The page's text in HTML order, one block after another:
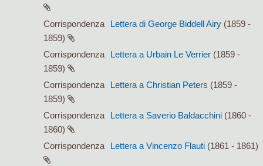
Corrispondenza Lettera di George Biddell Airy (1859 -
1859)
Corrispondenza
Lettera a Urbain Le Verrier (1859 -
1859)
Corrispondenza
Lettera a Christian Peters (1859 -
1859)
Corrispondenza
Lettera a Saverio Baldacchini (1860 -
1860)
Corrispondenza
Lettera a Vincenzo Flauti (1861 - 1861)